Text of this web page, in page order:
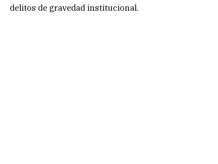
delitos de gravedad institucional.